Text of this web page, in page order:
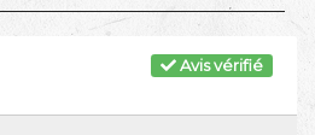
Avis vérifié